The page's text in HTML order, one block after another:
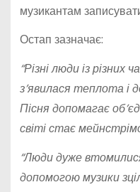
музикантам
Остап зазначає:
“Різні люди із різних
з’явилася теплота і
Пісня допомагає
світі стає
“Люди дуже
допомогою музики